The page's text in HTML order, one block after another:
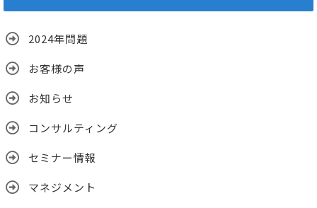
ブ
2024年問題
お客様の声
お知らせ
コンサルティング
セミナー情報
マネジメント